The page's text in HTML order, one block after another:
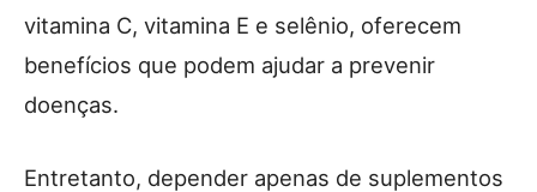
vitamina C, vitamina E e selênio, oferecem
benefícios que podem ajudar a prevenir
doenças.
Entretanto, depender apenas de suplementos